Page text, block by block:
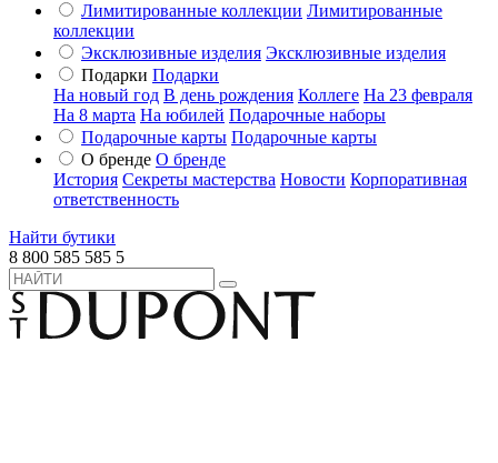
Лимитированные коллекции Лимитированные
коллекции
Эксклюзивные изделия Эксклюзивные изделия
Подарки Подарки
На новый год В день рождения Коллеге На 23 февраля
На 8 марта На юбилей Подарочные наборы
Подарочные карты Подарочные карты
О бренде О бренде
История Секреты мастерства Новости Корпоративная
ответственность
Найти бутики
8 800 585 585 5